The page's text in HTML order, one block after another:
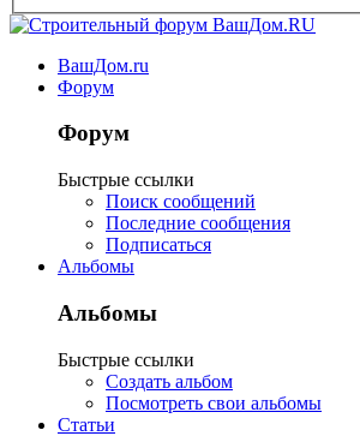
ВашДом.ru
Форум
Форум
Быстрые ссылки
Поиск сообщений
Последние сообщения
Подписаться
Альбомы
Альбомы
Быстрые ссылки
Создать альбом
Посмотреть свои альбомы
Статьи